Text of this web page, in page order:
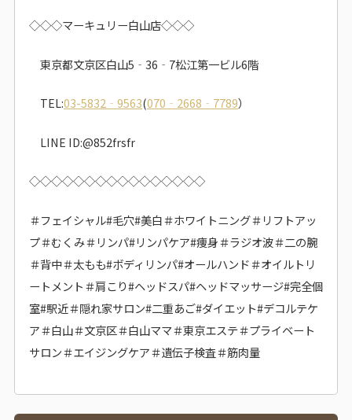
◇◇◇マーキュリー白山店◇◇◇
東京都文京区白山5‐36‐7松江第一ビル6階
TEL:03-5832‐9563(070‐2668‐7789）
LINE ID:@852frsfr
◇◇◇◇◇◇◇◇◇◇◇◇◇◇◇◇
＃フェイシャル#毛穴#美白＃ホワイトニング＃リフトアッ
プ＃むくみ＃リンパ#リンパケア#痩身＃ラジオ波＃二の腕
＃背中＃太もも#ボディリンパ#オールハンド＃オイルトリ
ートメント＃肩こり#ヘッドスパ#ヘッドマッサージ#完全個
室#駅近＃隠れ家サロン#二重あご#ダイエット#デコルテケ
ア＃白山＃文京区＃白山ママ＃東京エステ＃プライベート
サロン＃エイジングケア＃遺伝子検査＃筋肉量